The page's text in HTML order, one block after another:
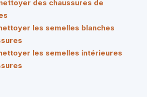
des chaussures de
les semelles blanches
les semelles intérieures